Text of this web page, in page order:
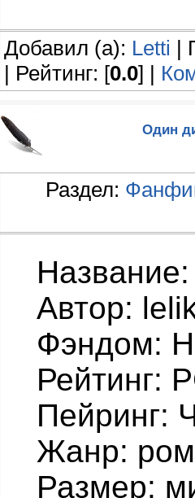
Добавил (а): Letti |
| Рейтинг: [0.0] |
Один
Раздел:
Автор:
Фэндом:
Рейтинг:
Пейринг:
Жанр:
Размер: